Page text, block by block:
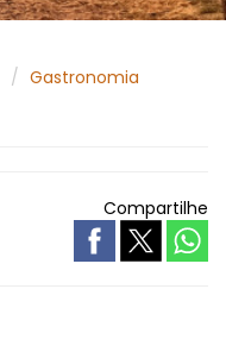
Gastronomia
Compartilhe